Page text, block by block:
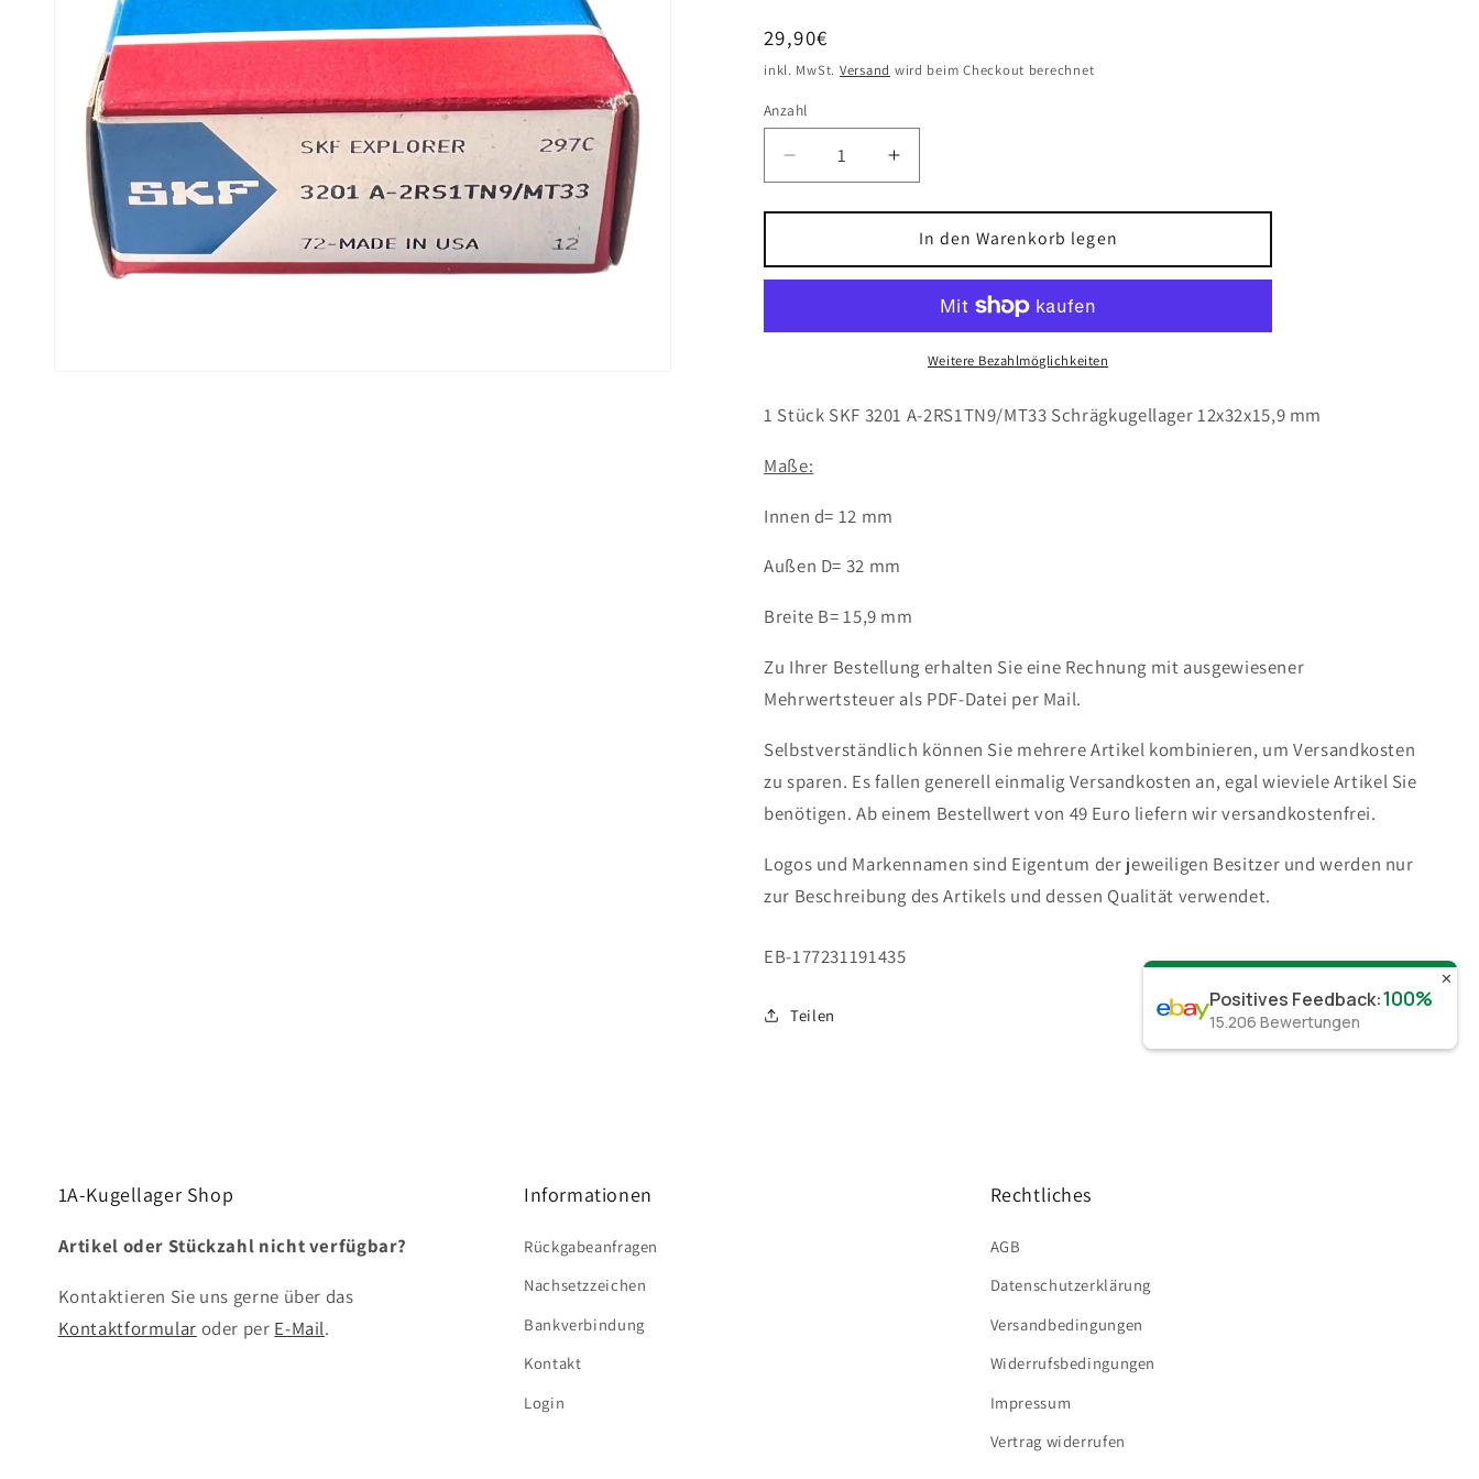
Normaler
Preis
29,90€
inkl. MwSt. Versand wird beim Checkout berechnet
Anzahl
Verringere
die
Menge
1x
SKF
A-
2RS1TN9/MT33
12x32x15,9
Kugellager
Erhöhe
die
Menge
1x
SKF
3201
A-
2RS1TN9/MT33
12x32x15,9
In den Warenkorb legen
Weitere Bezahlmöglichkeiten
1 Stück SKF 3201 A-2RS1TN9/MT33 Schrägkugellager 12x32x15,9 mm
Maße:
Innen d= 12 mm
Außen D= 32 mm
Breite B= 15,9 mm
Zu Ihrer Bestellung erhalten Sie eine Rechnung mit ausgewiesener
Mehrwertsteuer als PDF-Datei per Mail.
Selbstverständlich können Sie mehrere Artikel kombinieren, um Versandkosten
zu sparen. Es fallen generell einmalig Versandkosten an, egal wieviele Artikel Sie
benötigen. Ab einem Bestellwert von 49 Euro liefern wir versandkostenfrei.
Logos und Markennamen sind Eigentum der jeweiligen Besitzer und werden nur
zur Beschreibung des Artikels und dessen Qualität verwendet.
SKU:
EB-177231191435
Teilen
✕
Positives Feedback:100%
15.206 Bewertungen
1A-Kugellager Shop
Artikel oder Stückzahl nicht verfügbar?
Kontaktieren Sie uns gerne über das
Kontaktformular oder per E-Mail.
Informationen
Rückgabeanfragen
Nachsetzzeichen
Bankverbindung
Kontakt
Login
Rechtliches
AGB
Datenschutzerklärung
Versandbedingungen
Widerrufsbedingungen
Impressum
Vertrag widerrufen